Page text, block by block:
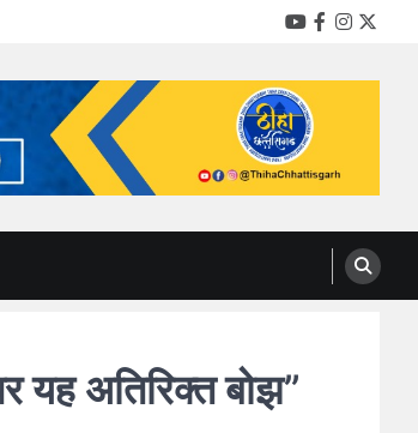
YouTube
Facebook
यह अतिरिक्त बोझ”